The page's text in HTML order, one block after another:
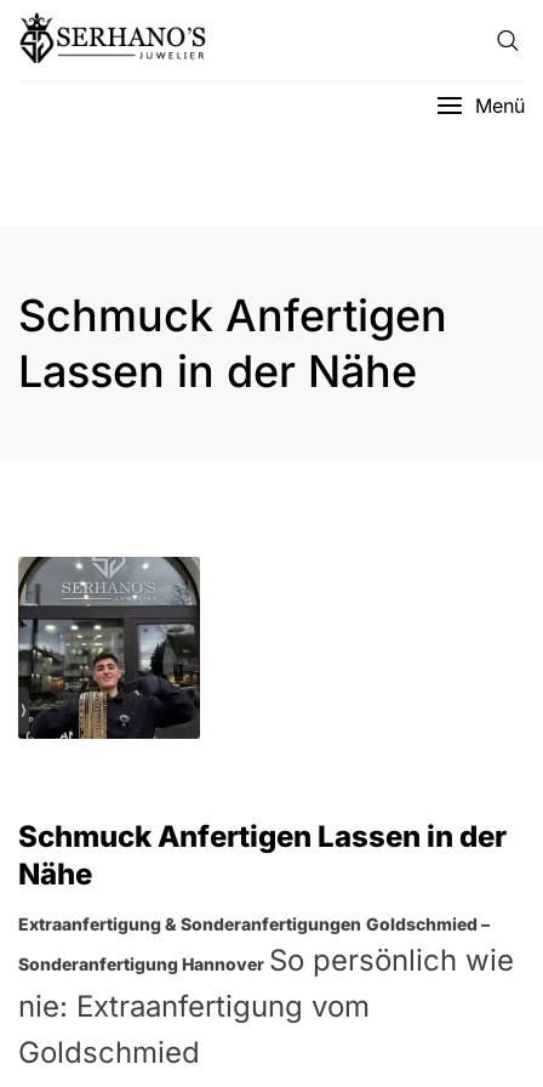
Menü
Schmuck Anfertigen
Lassen in der Nähe
Schmuck Anfertigen Lassen in der
Nähe
Extraanfertigung & Sonderanfertigungen Goldschmied –
Sonderanfertigung Hannover So persönlich wie
nie: Extraanfertigung vom
Goldschmied